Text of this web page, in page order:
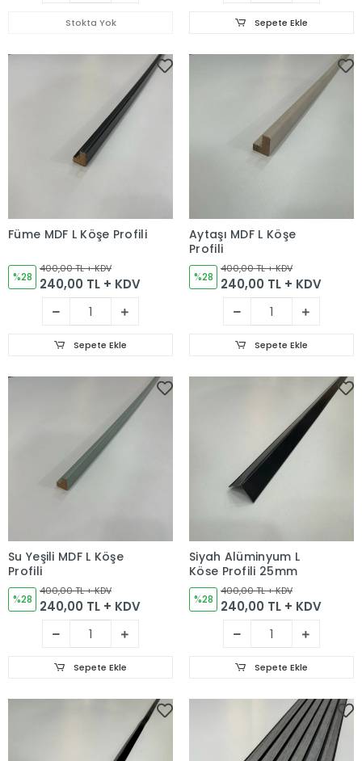
Stokta Yok Sepete Ekle
Füme MDF L Köşe Profili
%28
400,00 TL + KDV
240,00 TL + KDV
Sepete Ekle
Aytaşı MDF L Köşe
Profili
%28
400,00 TL + KDV
240,00 TL + KDV
Sepete Ekle
Su Yeşili MDF L Köşe
Profili
%28
400,00 TL + KDV
240,00 TL + KDV
Sepete Ekle
Siyah Alüminyum L
Köşe Profili 25mm
%28
400,00 TL + KDV
240,00 TL + KDV
Sepete Ekle